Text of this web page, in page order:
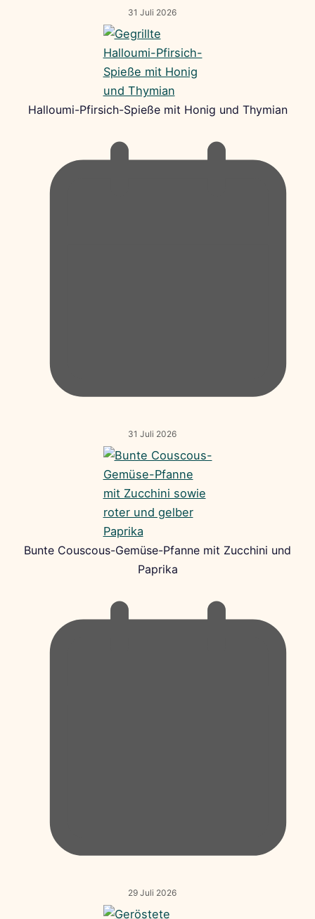
31 Juli 2026
Halloumi-Pfirsich-Spieße mit Honig und Thymian
31 Juli 2026
Bunte Couscous-Gemüse-Pfanne mit Zucchini und
Paprika
29 Juli 2026